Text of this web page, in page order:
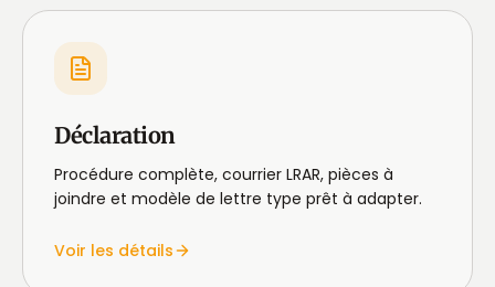
Déclaration
Procédure complète, courrier LRAR, pièces à
joindre et modèle de lettre type prêt à adapter.
Voir les détails